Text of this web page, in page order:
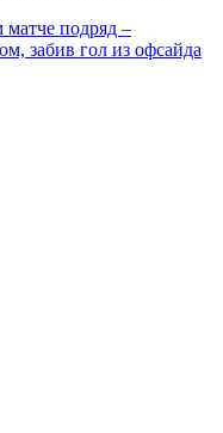
матче подряд –
забив гол из офсайда